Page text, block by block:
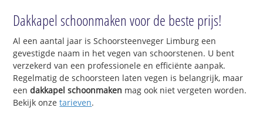
Dakkapel schoonmaken voor de beste prijs!
Al een aantal jaar is Schoorsteenveger Limburg een
gevestigde naam in het vegen van schoorstenen. U bent
verzekerd van een professionele en efficiënte aanpak.
Regelmatig de schoorsteen laten vegen is belangrijk, maar
eendakkapel schoonmaken mag ook niet vergeten worden.
Bekijk onzetarieven.